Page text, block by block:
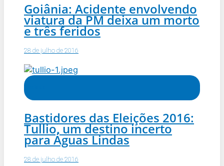
Goiânia: Acidente envolvendo
viatura da PM deixa um morto
e três feridos
28 de julho de 2016
Bastidores das Eleições 2016:
Tullio, um destino incerto
para Águas Lindas
28 de julho de 2016